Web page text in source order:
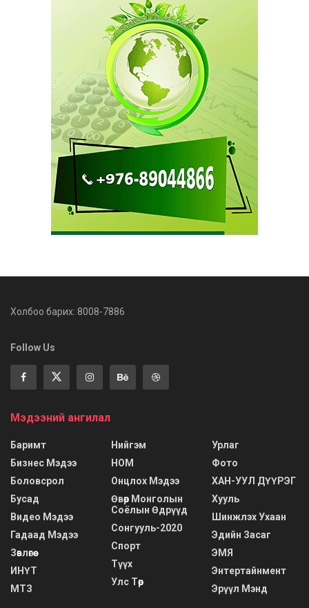
Холбоо барих: 8008-7886
Follow Us
Мэдээний ангилал
Баримт
Бизнес Мэдээ
Боловсрол
Бусад
Видео Мэдээ
Гадаад Мэдээ
Зөвлөгөө
ИНҮТ
МТЗ
Нийгэм
НОМ
Онцлох Мэдээ
Өвөр Монголын
Соёлын Өдрүүд
Сонгууль-2020
Спорт
Түүх
Улс Төр
Урлаг
Фото
ХАН-УУЛ ДҮҮРЭГ
Хууль
Шинжлэх Ухаан
Эдийн Засаг
ЭМЯ
Энтертайнмент
Эрүүл Мэнд